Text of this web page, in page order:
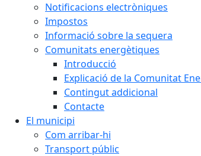
Notificacions electròniques
Impostos
Informació sobre la sequera
Comunitats energètiques
Introducció
Explicació de la Comunitat
Contingut addicional
Contacte
El municipi
Com arribar-hi
Transport públic